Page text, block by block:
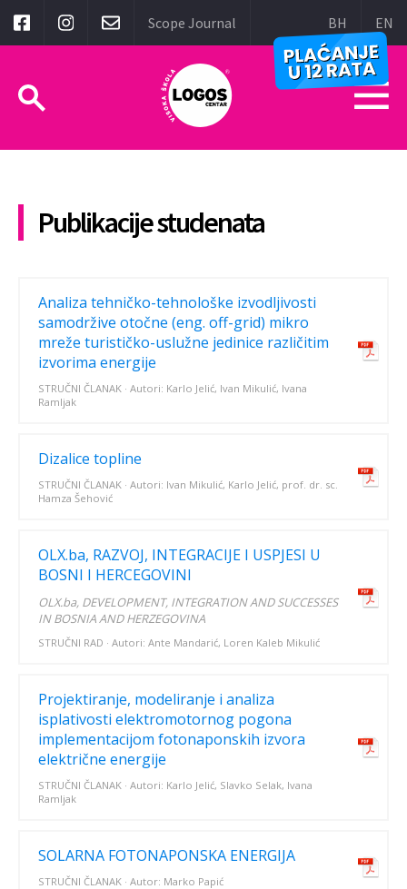
Scope Journal BH EN
Publikacije studenata
Analiza tehničko-tehnološke izvodljivosti
samodržive otočne (eng. off-grid) mikro
mreže turističko-uslužne jedinice različitim
izvorima energije
STRUČNI ČLANAK · Autori: Karlo Jelić, Ivan Mikulić, Ivana
Ramljak
Dizalice topline
STRUČNI ČLANAK · Autori: Ivan Mikulić, Karlo Jelić, prof. dr. sc.
Hamza Šehović
OLX.ba, RAZVOJ, INTEGRACIJE I USPJESI U
BOSNI I HERCEGOVINI
OLX.ba, DEVELOPMENT, INTEGRATION AND SUCCESSES
IN BOSNIA AND HERZEGOVINA
STRUČNI RAD · Autori: Ante Mandarić, Loren Kaleb Mikulić
Projektiranje, modeliranje i analiza
isplativosti elektromotornog pogona
implementacijom fotonaponskih izvora
električne energije
STRUČNI ČLANAK · Autori: Karlo Jelić, Slavko Selak, Ivana
Ramljak
SOLARNA FOTONAPONSKA ENERGIJA
STRUČNI ČLANAK · Autor: Marko Papić